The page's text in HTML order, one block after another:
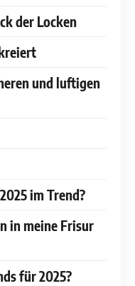
der Locken
und luftigen
im Trend?
in meine Frisur
für 2025?